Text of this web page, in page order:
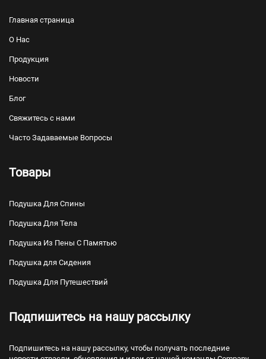
Главная страница
О Нас
Продукция
Новости
Блог
Свяжитесь с нами
Часто Задаваемые Вопросы
Товары
Подушка Для Спины
Подушка Для Тела
Подушка Из Пены С Памятью
Подушка для Сидения
Подушка Для Путешествий
Подпишитесь на нашу рассылку
Подпишитесь на нашу рассылку, чтобы получать последние